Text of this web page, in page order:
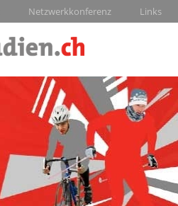
Netzwerkkonferenz Links